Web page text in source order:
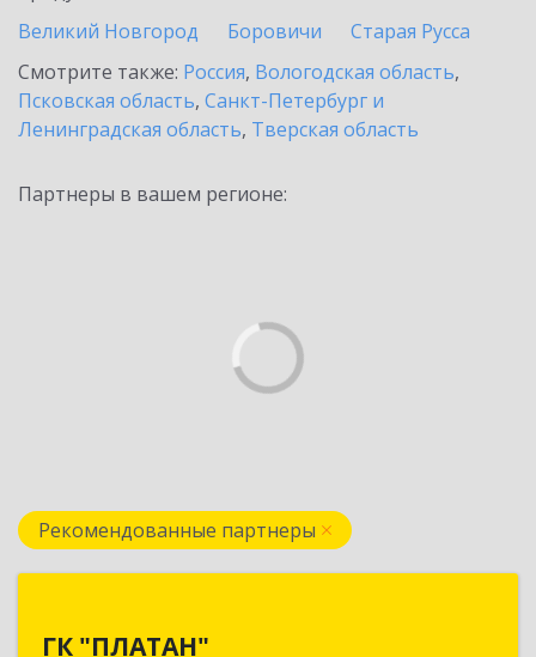
Великий Новгород
Боровичи
Старая Русса
Смотрите также: Россия, Вологодская область,
Псковская область, Санкт-Петербург и
Ленинградская область, Тверская область
Партнеры в вашем регионе:
Рекомендованные партнеры
ГК "ПЛАТАН"